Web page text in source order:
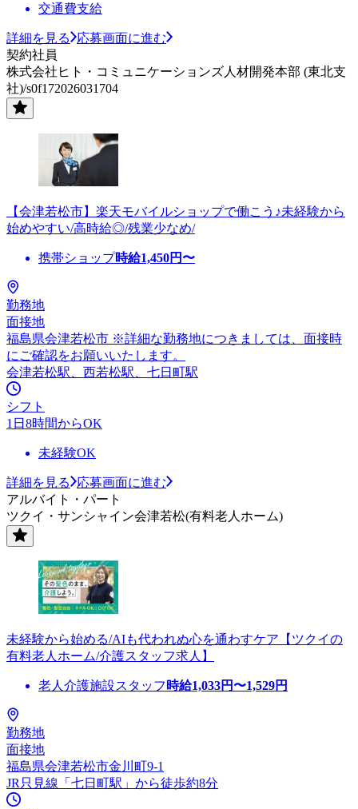
交通費支給
詳細を見る
応募画面に進む
契約社員
株式会社ヒト・コミュニケーションズ人材開発本部 (東北支
社)/s0f172026031704
【会津若松市】楽天モバイルショップで働こう♪未経験から
始めやすい/高時給◎/残業少なめ/
携帯ショップ時給1,450円〜
勤務地
面接地
福島県会津若松市 ※詳細な勤務地につきましては、面接時
にご確認をお願いいたします。
会津若松駅、西若松駅、七日町駅
シフト
1日8時間からOK
未経験OK
詳細を見る
応募画面に進む
アルバイト・パート
ツクイ・サンシャイン会津若松(有料老人ホーム)
未経験から始める/AIも代われぬ心を通わすケア【ツクイの
有料老人ホーム/介護スタッフ求人】
老人介護施設スタッフ 時給1,033円〜1,529円
勤務地
面接地
福島県会津若松市金川町9-1
JR只見線「七日町駅」から徒歩約8分